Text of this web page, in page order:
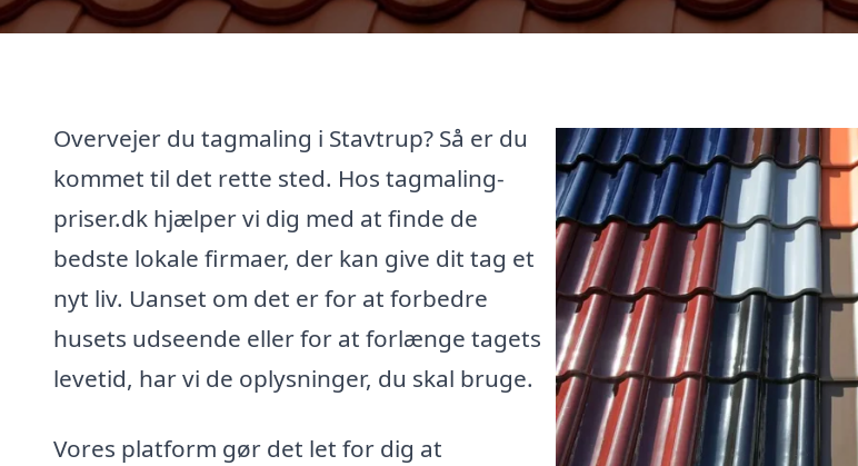
Overvejer du tagmaling i Stavtrup? Så er du
kommet til det rette sted. Hos tagmaling-
priser.dk hjælper vi dig med at finde de
bedste lokale firmaer, der kan give dit tag et
nyt liv. Uanset om det er for at forbedre
husets udseende eller for at forlænge tagets
levetid, har vi de oplysninger, du skal bruge.
Vores platform gør det let for dig at